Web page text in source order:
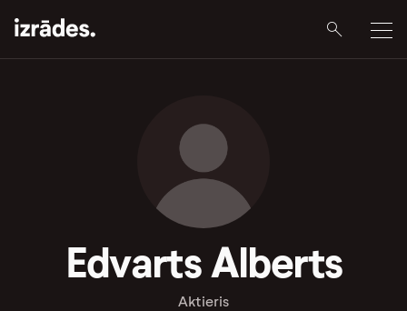
Edvarts Alberts
Aktieris